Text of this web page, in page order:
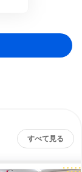
すべて見る